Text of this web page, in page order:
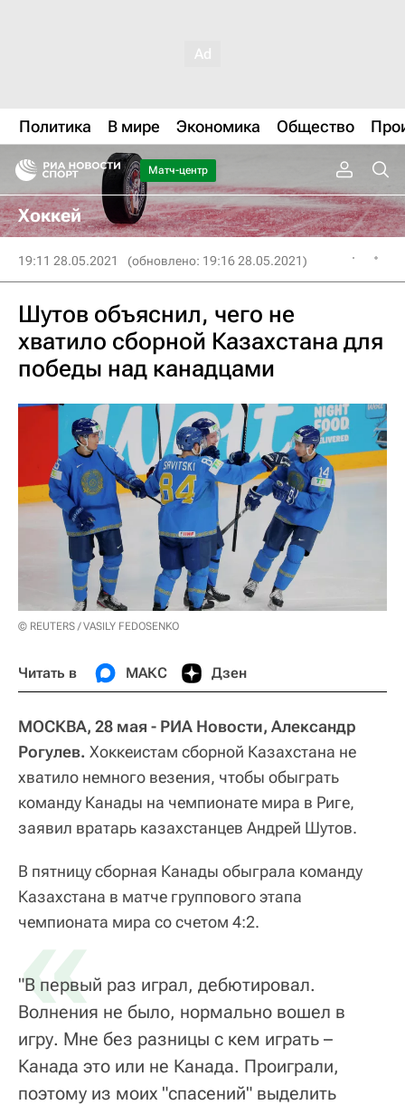
Политика В мире Экономика Общество
Матч-центр
Хоккей
19:11 28.05.2021 (обновлено: 19:16 28.05.2021)
Шутов объяснил, чего не
хватило сборной Казахстана для
победы над канадцами
© REUTERS / VASILY FEDOSENKO
Читать в МАКС Дзен
МОСКВА, 28 мая - РИА Новости, Александр
Рогулев. Хоккеистам сборной Казахстана не
хватило немного везения, чтобы обыграть
команду Канады на чемпионате мира в Риге,
заявил вратарь казахстанцев Андрей Шутов.
В пятницу сборная Канады обыграла команду
Казахстана в матче группового этапа
чемпионата мира со счетом 4:2.
«
"В первый раз играл, дебютировал.
Волнения не было, нормально вошел в
игру. Мне без разницы с кем играть –
Канада это или не Канада. Проиграли,
поэтому из моих "спасений" выделить